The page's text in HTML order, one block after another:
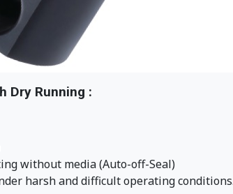
Dry Running :
without media (Auto-off-Seal)
harsh and difficult operating